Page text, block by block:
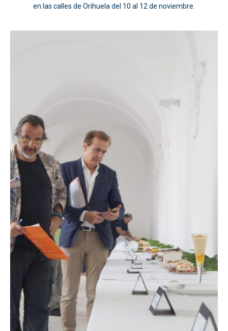
en las calles de Orihuela del 10 al 12 de noviembre.